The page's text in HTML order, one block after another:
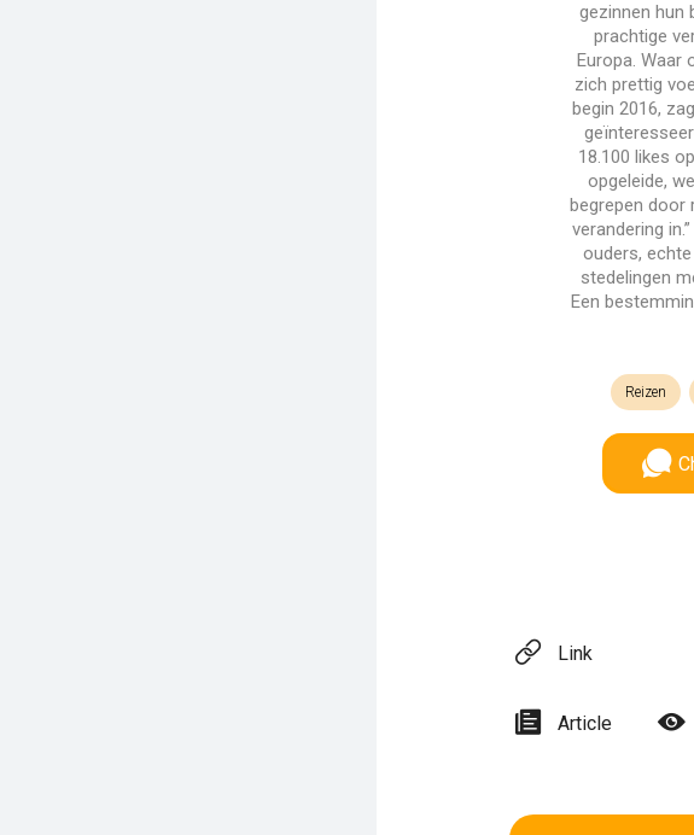
gezinnen hun
prachtige
Europa. Waar
zich prettig
begin 2016,
18.100 likes
opgeleide,
begrepen door
verandering
ouders,
stedelingen
Een
Reizen
Link
Article